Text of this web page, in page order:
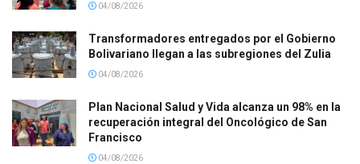
04/08/2026
Transformadores entregados por el Gobierno
Bolivariano llegan a las subregiones del Zulia
04/08/2026
Plan Nacional Salud y Vida alcanza un 98% en la
recuperación integral del Oncológico de San
Francisco
04/08/2026